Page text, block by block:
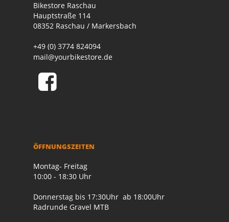
Bikestore Raschau
Hauptstraße 114
08352 Raschau / Markersbach
+49 (0) 3774 824094
mail@yourbikestore.de
ÖFFNUNGSZEITEN
Montag- Freitag
10:00 - 18:30 Uhr
Donnerstag bis 17:30Uhr ab 18:00Uhr
Radrunde Gravel MTB